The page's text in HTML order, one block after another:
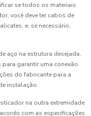
se todos os materiais
você deve ter cabos de
e, se necessário,
aço na estrutura desejada,
garantir uma conexão
do fabricante para a
instalação.
na outra extremidade
com as especificações